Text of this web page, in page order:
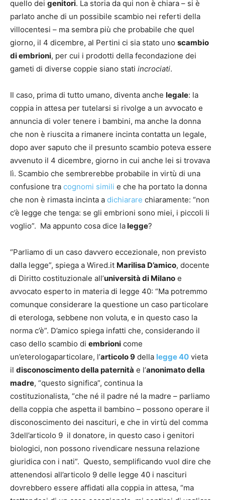
quello dei genitori. La storia da qui non è chiara – si è
parlato anche di un possibile scambio nei referti della
villocentesi – ma sembra più che probabile che quel
giorno, il 4 dicembre, al Pertini ci sia stato uno scambio
di embrioni, per cui i prodotti della fecondazione dei
gameti di diverse coppie siano stati incrociati.
Il caso, prima di tutto umano, diventa anche legale: la
coppia in attesa per tutelarsi si rivolge a un avvocato e
annuncia di voler tenere i bambini, ma anche la donna
che non è riuscita a rimanere incinta contatta un legale,
dopo aver saputo che il presunto scambio poteva essere
avvenuto il 4 dicembre, giorno in cui anche lei si trovava
lì. Scambio che sembrerebbe probabile in virtù di una
confusione tra cognomi simili e che ha portato la donna
che non è rimasta incinta a dichiarare chiaramente: “non
c’è legge che tenga: se gli embrioni sono miei, i piccoli li
voglio”. Ma appunto cosa dice lalegge?
“Parliamo di un caso davvero eccezionale, non previsto
dalla legge”, spiega a Wired.it Marilisa D’amico, docente
di Diritto costituzionale all’università di Milano e
avvocato esperto in materia di legge 40: “Ma potremmo
comunque considerare la questione un caso particolare
di eterologa, sebbene non voluta, e in questo caso la
norma c’è”. D’amico spiega infatti che, considerando il
caso dello scambio di embrioni come
un’eterologaparticolare, l’articolo 9 della legge 40 vieta
il disconoscimento della paternità e l’anonimato della
madre, “questo significa”, continua la
costituzionalista, “che né il padre né la madre – parliamo
della coppia che aspetta il bambino – possono operare il
disconoscimento dei nascituri, e che in virtù del comma
3dell’articolo 9 il donatore, in questo caso i genitori
biologici, non possono rivendicare nessuna relazione
giuridica con i nati”. Questo, semplificando vuol dire che
attenendosi all’articolo 9 delle legge 40 i nascituri
dovrebbero essere affidati alla coppia in attesa, “ma